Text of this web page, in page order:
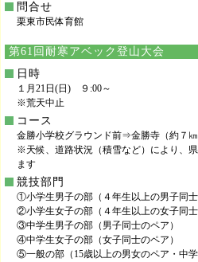
問合せ
栗東市民体育館
第61回耐寒アベック登山大会
日時
１月21日(日) ９:00～
※荒天中止
コース
金勝小学校グラウンド前⇒金勝寺（約７
※天候、道路状況（積雪など）により、
ます
競技部門
①小学生男子の部（４年生以上の男子同
②小学生女子の部（４年生以上の女子同
③中学生男子の部（男子同士のペア）
④中学生女子の部（女子同士のペア）
⑤一般の部（15歳以上の男女のペア・中